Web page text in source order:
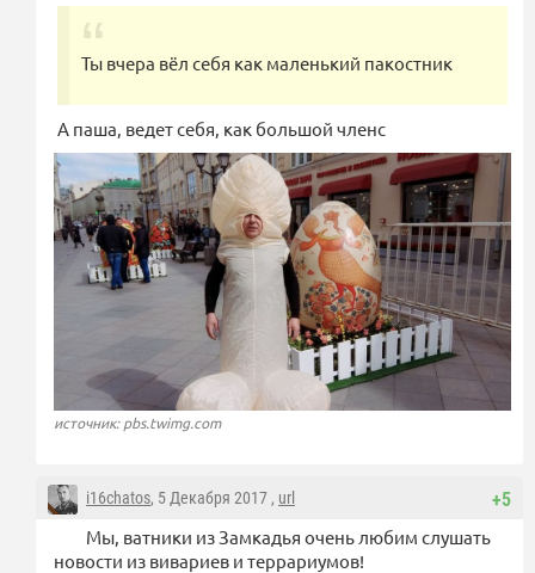
Ты вчера вёл себя как маленький пакостник
А паша, ведет себя, как большой членс
источник: pbs.twimg.com
+5
i16chatos, 5 Декабря 2017 , url
Мы, ватники из Замкадья очень любим слушать
новости из вивариев и террариумов!